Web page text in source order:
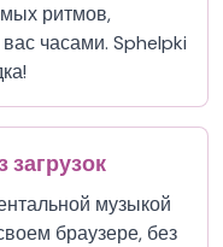
ритмов,
часами. Sphelpki
загрузок
музыкой
браузере, без